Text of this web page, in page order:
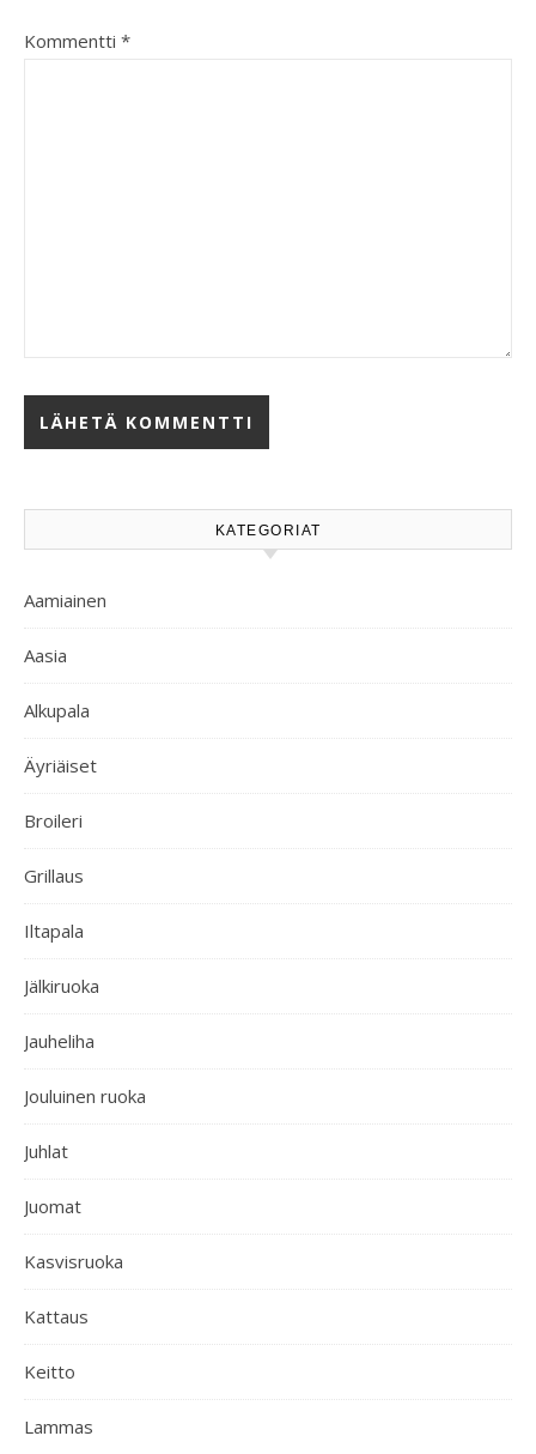
Kommentti *
KATEGORIAT
Aamiainen
Aasia
Alkupala
Äyriäiset
Broileri
Grillaus
Iltapala
Jälkiruoka
Jauheliha
Jouluinen ruoka
Juhlat
Juomat
Kasvisruoka
Kattaus
Keitto
Lammas